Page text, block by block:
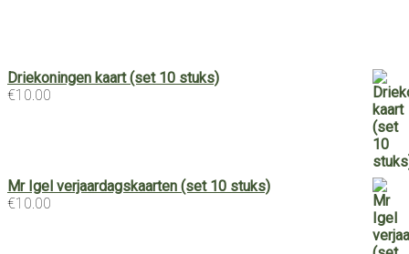
Driekoningen kaart (set 10 stuks)
€10.00
Mr Igel verjaardagskaarten (set 10 stuks)
€10.00